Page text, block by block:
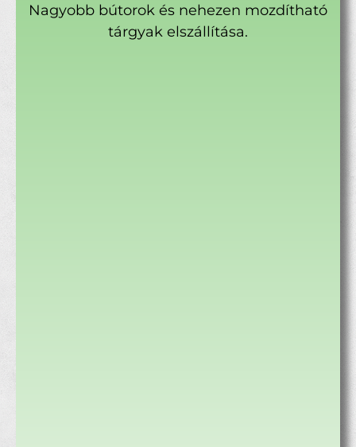
Nagyobb bútorok és nehezen mozdítható
tárgyak elszállítása.